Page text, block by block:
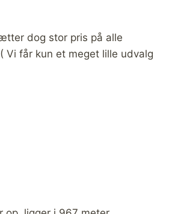
dog stor pris på alle
får kun et meget lille udvalg